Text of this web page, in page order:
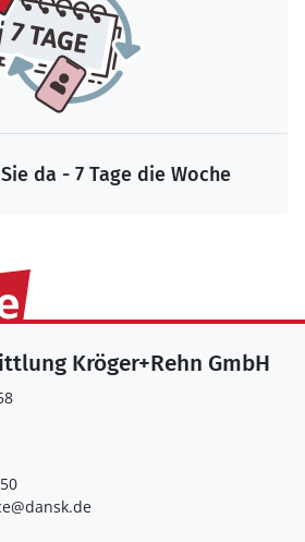
da - 7 Tage die Woche
Kröger+Rehn GmbH